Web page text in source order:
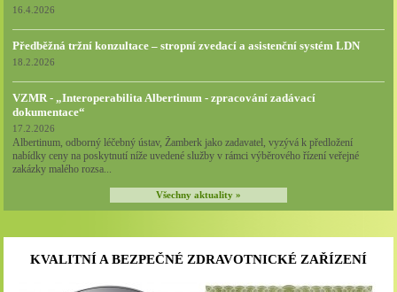
16.4.2026
Předběžná tržní konzultace – stropní zvedací a asistenční systém LDN
18.2.2026
VZMR - „Interoperabilita Albertinum - zpracování zadávací
dokumentace“
17.2.2026
Albertinum, odborný léčebný ústav, Žamberk jako zadavatel, vyzývá k předložení
nabídky ceny na poskytnutí níže uvedené služby v rámci výběrového řízení veřejné
zakázky malého rozsa...
Všechny aktuality »
KVALITNÍ A BEZPEČNÉ ZDRAVOTNICKÉ ZAŘÍZENÍ